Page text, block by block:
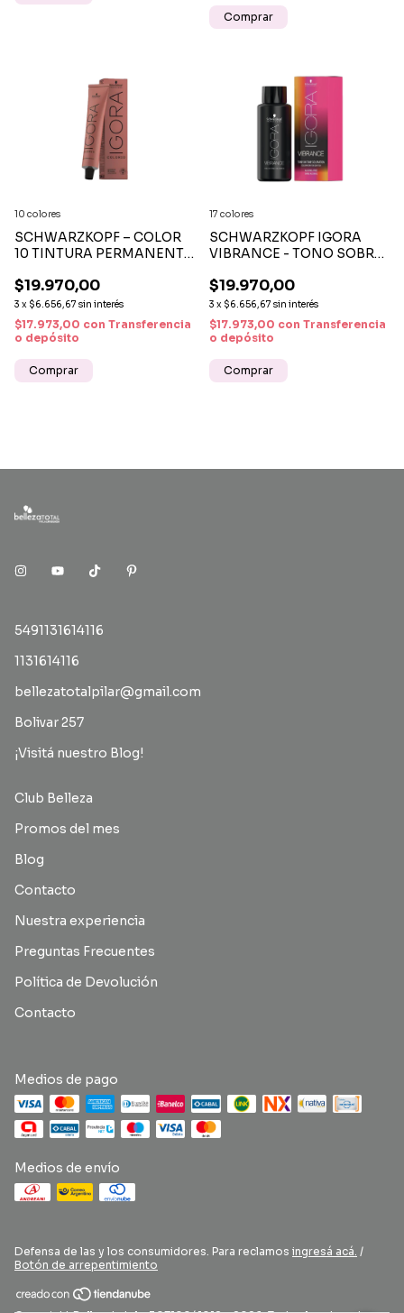
Comprar
SCHWARZKOPF – COLOR
10 TINTURA PERMANENTE
$19.970,00
3 x $6.656,67 sin interés
$17.973,00 con Transferencia
o depósito
10 colores
Comprar
SCHWARZKOPF IGORA
VIBRANCE - TONO SOBRE
$19.970,00
3 x $6.656,67 sin interés
$17.973,00 con Transferencia
o depósito
17 colores
Comprar
5491131614116
1131614116
bellezatotalpilar@gmail.com
Bolivar 257
¡Visitá nuestro Blog!
Club Belleza
Promos del mes
Blog
Contacto
Nuestra experiencia
Preguntas Frecuentes
Política de Devolución
Contacto
Medios de pago
Medios de envío
Defensa de las y los consumidores. Para reclamos ingresá acá. /
Botón de arrepentimiento